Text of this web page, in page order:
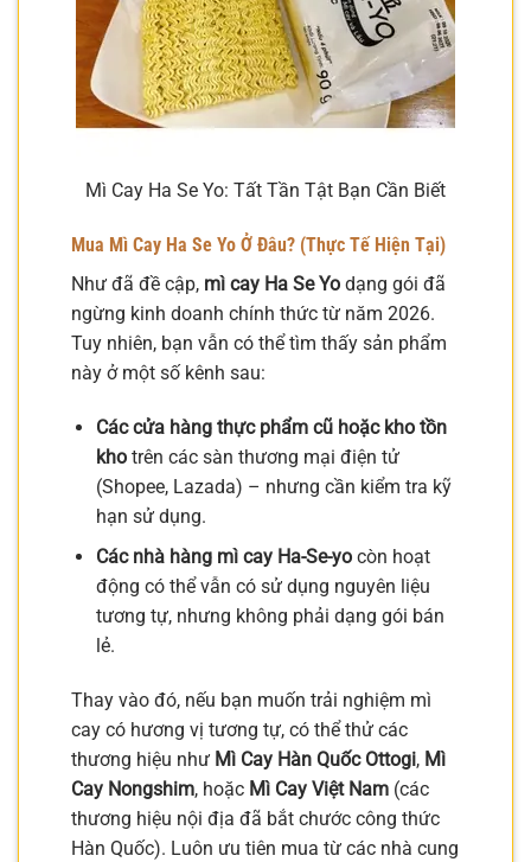
Mì Cay Ha Se Yo: Tất Tần Tật Bạn Cần Biết
Mua Mì Cay Ha Se Yo Ở Đâu? (Thực Tế Hiện Tại)
Như đã đề cập, mì cay Ha Se Yo dạng gói đã
ngừng kinh doanh chính thức từ năm 2026.
Tuy nhiên, bạn vẫn có thể tìm thấy sản phẩm
này ở một số kênh sau:
Các cửa hàng thực phẩm cũ hoặc kho tồn
khotrên các sàn thương mại điện tử
(Shopee, Lazada) – nhưng cần kiểm tra kỹ
hạn sử dụng.
Các nhà hàng mì cay Ha-Se-yocòn hoạt
động có thể vẫn có sử dụng nguyên liệu
tương tự, nhưng không phải dạng gói bán
lẻ.
Thay vào đó, nếu bạn muốn trải nghiệm mì
cay có hương vị tương tự, có thể thử các
thương hiệu như Mì Cay Hàn Quốc Ottogi, Mì
Cay Nongshim, hoặc Mì Cay Việt Nam (các
thương hiệu nội địa đã bắt chước công thức
Hàn Quốc). Luôn ưu tiên mua từ các nhà cung